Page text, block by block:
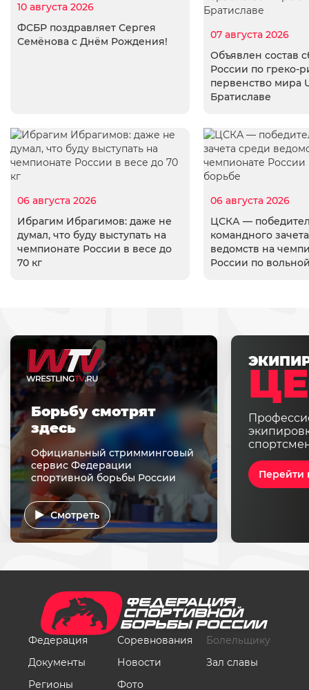
10 августа 2026
ФСБР поздравляет Сергея
Семёнова с Днём Рождения!
07 августа 2026
Объявлен состав
России по греко-
первенство мира
Братиславе
06 августа 2026
Ибрагим Ибрагимов: даже не
думал, что буду выступать на
чемпионате России в весе до
70 кг
06 августа 2026
ЦСКА —
командного
ведомств на
России по
Перейти
Борьбу смотрят
здесь
Официальный стримминговый
сервис Федерации
спортивной борьбы России
Смотреть
Федерация
Документы
Регионы
Соревнования
Новости
Фото
Болельщику
Зал славы